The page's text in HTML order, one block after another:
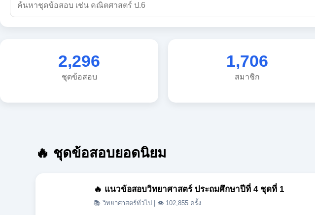
2,296
ชุดข้อสอบ
1,706
สมาชิก
🔥 ชุดข้อสอบยอดนิยม
🔥 แนวข้อสอบวิทยาศาสตร์ ประถมศึกษาปีที่ 4 ชุดที่ 1
📚 วิทยาศาสตร์ทั่วไป | 👁 102,855 ครั้ง